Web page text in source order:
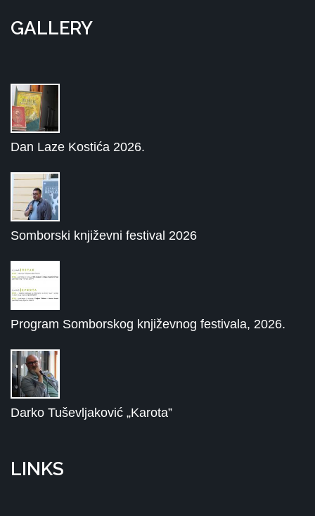
GALLERY
Dan Laze Kostića 2026.
Somborski književni festival 2026
Program Somborskog književnog festivala, 2026.
Darko Tuševljaković „Karota”
LINKS